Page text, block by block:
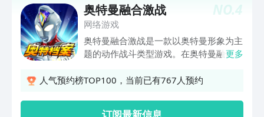
NO.4
奥特曼融合激战
网络游戏
奥特曼融合激战是一款以奥特曼形象为主
题的动作战斗类型游戏。在奥特曼融合激
接触，并且收集他们成为自己的大将，和
更多
人气预约榜TOP100，当前已有767人预约
订阅最新信息